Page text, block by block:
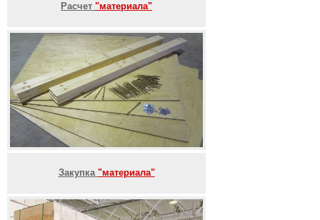
Расчет "материала"
Закупка "материала"